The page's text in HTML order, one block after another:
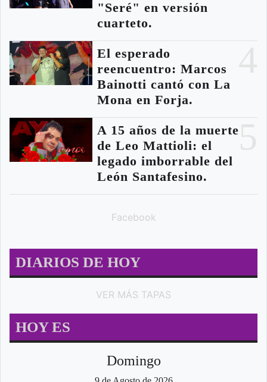
"Seré" en versión
cuarteto.
El esperado
reencuentro: Marcos
Bainotti cantó con La
Mona en Forja.
A 15 años de la muerte
de Leo Mattioli: el
legado imborrable del
León Santafesino.
Facebook
DIARIOS DE HOY
VER MÁS TAPAS
HOY ES
Domingo